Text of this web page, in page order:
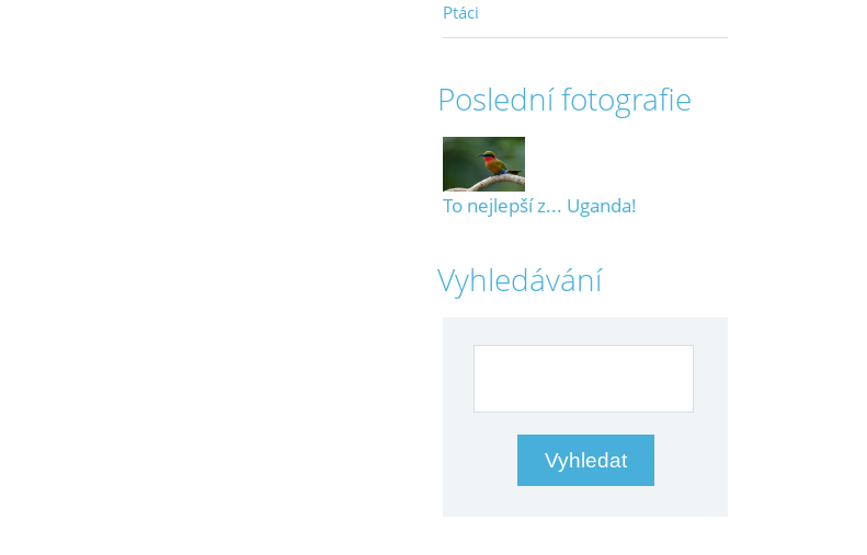
Ptáci
Poslední fotografie
To nejlepší z... Uganda!
Vyhledávání